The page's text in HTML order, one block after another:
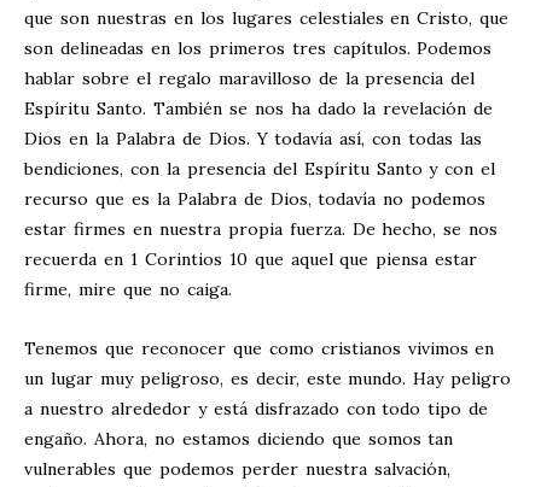
que son nuestras en los lugares celestiales en Cristo, que
son delineadas en los primeros tres capítulos. Podemos
hablar sobre el regalo maravilloso de la presencia del
Espíritu Santo. También se nos ha dado la revelación de
Dios en la Palabra de Dios. Y todavía así, con todas las
bendiciones, con la presencia del Espíritu Santo y con el
recurso que es la Palabra de Dios, todavía no podemos
estar firmes en nuestra propia fuerza. De hecho, se nos
recuerda en 1 Corintios 10 que aquel que piensa estar
firme, mire que no caiga.
Tenemos que reconocer que como cristianos vivimos en
un lugar muy peligroso, es decir, este mundo. Hay peligro
a nuestro alrededor y está disfrazado con todo tipo de
engaño. Ahora, no estamos diciendo que somos tan
vulnerables que podemos perder nuestra salvación,